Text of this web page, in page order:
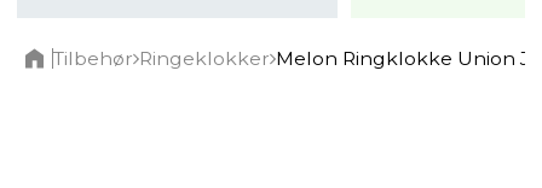
Tilbehør Ringeklokker Melon Ringklokke Union